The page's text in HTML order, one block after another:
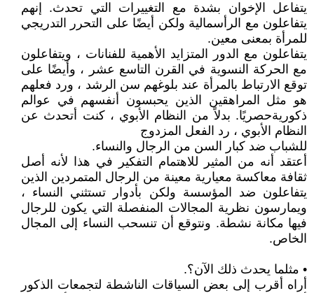
يتفاعل الإخوان بشدة مع التغييرات التي تحدث. إنهم
يتفاعلون مع الرأسمالية ولكن أيضًا على التحرر التدريجي
للمرأة بمعنى معين.
يتفاعلون مع الدور المتزايد الأهمية للفنانات ، ويتفاعلون
مع الحركة النسوية في القرن التاسع عشر ، وأيضًا على
توقع الارتباط بالمرأة عند بلوغهم سن الرشد ، ورد فعلهم
هو مثل المراهقين الذين يحبسون أنفسهم في عوالم
ذكوريةحصريًا. بدلاً من النظام الأبوي ، كنت أتحدث عن
النظام الأبوي ، رد الفعل المزدوج
للشباب ضد كبار السن من الرجال والنساء.
أعتقد أنه من المثير للاهتمام التفكير في هذا لأنه أصل
ثقافة معاكسة معيارية معينة من الرجال المتمردين الذين
يتفاعلون ضد المؤسسة ولكن بأدوار تستثني النساء ،
ويمارسون نظرية المجالات المنفصلة التي يكون للرجال
فيها مكانة نشطة. ونتوقع أن تنسحب النساء إلى المجال
الخاص.
• مثلما يحدث ذلك الآن؟.
أراه أقرب إلى بعض السياقات الناشطة لتجمعات الذكور